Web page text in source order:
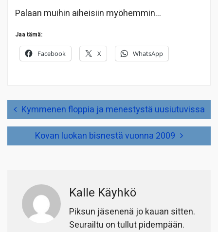
Palaan muihin aiheisiin myöhemmin…
Jaa tämä:
Facebook X WhatsApp
Artikkelien
selausKymmenen floppia ja menestystä uusiutuvissa
Kovan luokan bisnestä vuonna 2009
Kalle Käyhkö
Piksun jäsenenä jo kauan sitten.
Seurailtu on tullut pidempään.